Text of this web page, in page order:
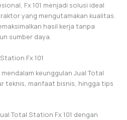
Fx 101 menjadi solusi ideal
yang mengutamakan kualitas.
hasil kerja tanpa
sumber daya.
Fx 101
keunggulan Jual Total
teknis, manfaat bisnis, hingga tips
Total Station Fx 101 dengan